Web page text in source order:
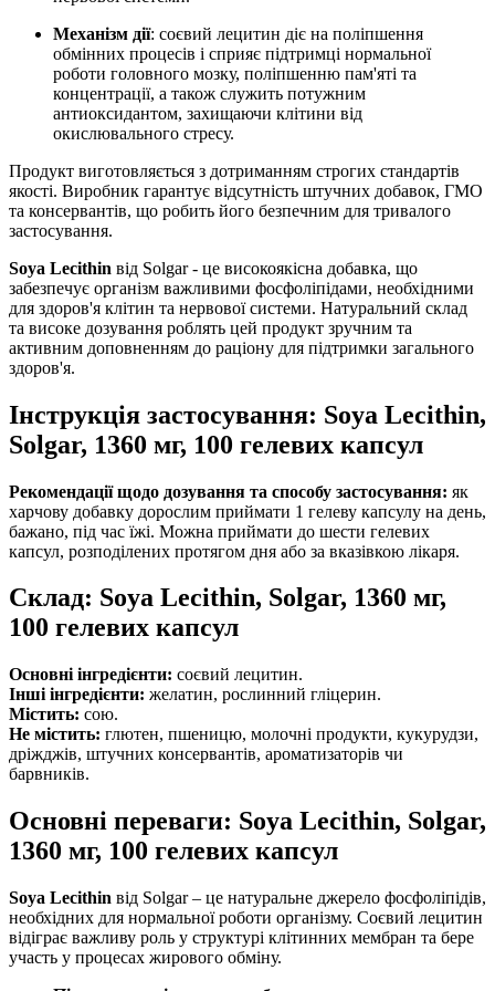
Механізм дії: соєвий лецитин діє на поліпшення
обмінних процесів і сприяє підтримці нормальної
роботи головного мозку, поліпшенню пам'яті та
концентрації, а також служить потужним
антиоксидантом, захищаючи клітини від
окислювального стресу.
Продукт виготовляється з дотриманням строгих стандартів
якості. Виробник гарантує відсутність штучних добавок, ГМО
та консервантів, що робить його безпечним для тривалого
застосування.
Soya Lecithin від Solgar - це високоякісна добавка, що
забезпечує організм важливими фосфоліпідами, необхідними
для здоров'я клітин та нервової системи. Натуральний склад
та високе дозування роблять цей продукт зручним та
активним доповненням до раціону для підтримки загального
здоров'я.
Інструкція застосування: Soya Lecithin,
Solgar, 1360 мг, 100 гелевих капсул
Рекомендації щодо дозування та способу застосування: як
харчову добавку дорослим приймати 1 гелеву капсулу на день,
бажано, під час їжі. Можна приймати до шести гелевих
капсул, розподілених протягом дня або за вказівкою лікаря.
Склад: Soya Lecithin, Solgar, 1360 мг,
100 гелевих капсул
Основні інгредієнти: соєвий лецитин.
Інші інгредієнти: желатин, рослинний гліцерин.
Містить: сою.
Не містить: глютен, пшеницю, молочні продукти, кукурудзи,
дріжджів, штучних консервантів, ароматизаторів чи
барвників.
Основні переваги: Soya Lecithin, Solgar,
1360 мг, 100 гелевих капсул
Soya Lecithin від Solgar – це натуральне джерело фосфоліпідів,
необхідних для нормальної роботи організму. Соєвий лецитин
відіграє важливу роль у структурі клітинних мембран та бере
участь у процесах жирового обміну.